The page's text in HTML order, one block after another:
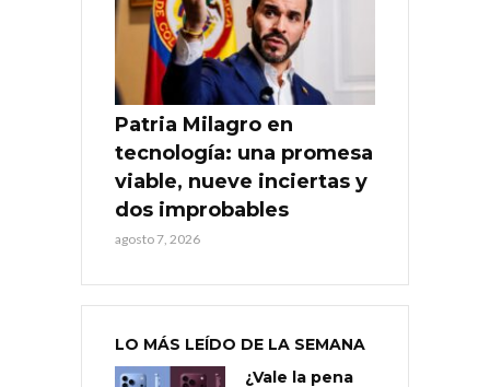
Patria Milagro en
tecnología: una promesa
viable, nueve inciertas y
dos improbables
agosto 7, 2026
LO MÁS LEÍDO DE LA SEMANA
¿Vale la pena